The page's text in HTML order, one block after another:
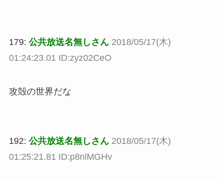
179: 公共放送名無しさん 2018/05/17(木)
01:24:23.01 ID:zyz02CeO
攻殻の世界だな
192: 公共放送名無しさん 2018/05/17(木)
01:25:21.81 ID:p8nlMGHv